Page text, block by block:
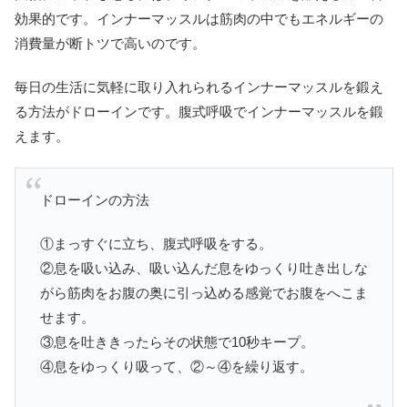
効果的です。インナーマッスルは筋肉の中でもエネルギーの
消費量が断トツで高いのです。
毎日の生活に気軽に取り入れられるインナーマッスルを鍛え
る方法がドローインです。腹式呼吸でインナーマッスルを鍛
えます。
ドローインの方法
①まっすぐに立ち、腹式呼吸をする。
②息を吸い込み、吸い込んだ息をゆっくり吐き出しな
がら筋肉をお腹の奥に引っ込める感覚でお腹をへこま
せます。
③息を吐ききったらその状態で10秒キープ。
④息をゆっくり吸って、②～④を繰り返す。